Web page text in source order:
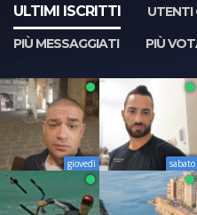
ULTIMI ISCRITTI UTENTI
PIÙ MESSAGGIATI
PIÙ
giovedì sabato